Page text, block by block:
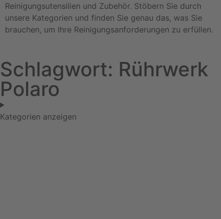
Reinigungsutensilien und Zubehör. Stöbern Sie durch
unsere Kategorien und finden Sie genau das, was Sie
brauchen, um Ihre Reinigungsanforderungen zu erfüllen.
Schlagwort: Rührwerk
Polaro
Kategorien anzeigen